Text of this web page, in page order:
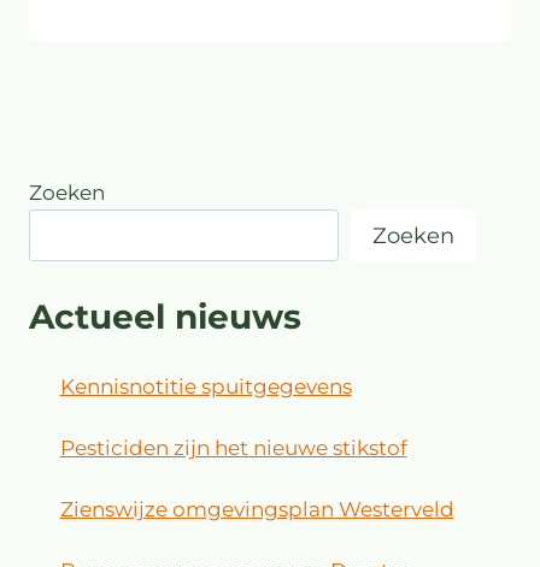
Zoeken
Zoeken
Actueel nieuws
Kennisnotitie spuitgegevens
Pesticiden zijn het nieuwe stikstof
Zienswijze omgevingsplan Westerveld